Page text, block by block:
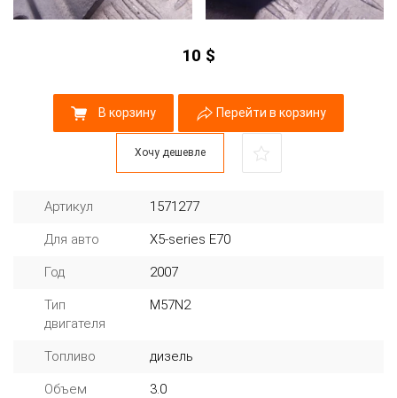
10 $
В корзину Перейти в корзину
Хочу дешевле
Артикул 1571277
Для авто X5-series E70
Год 2007
Тип
двигателя
M57N2
Топливо дизель
Объем 3.0